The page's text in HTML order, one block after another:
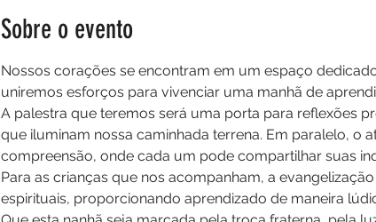
Sobre o evento
Nossos corações se encontram em um espaço
uniremos esforços para vivenciar uma manhã de
A palestra que teremos será uma porta para reflexões
que iluminam nossa caminhada terrena. Em paralelo, o
compreensão, onde cada um pode compartilhar suas
Para as crianças que nos acompanham, a
espirituais, proporcionando aprendizado de maneira